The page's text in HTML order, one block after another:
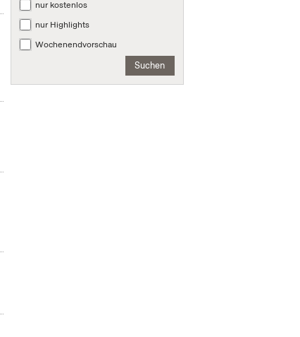
nur kostenlos
nur Highlights
Wochenendvorschau
Suchen